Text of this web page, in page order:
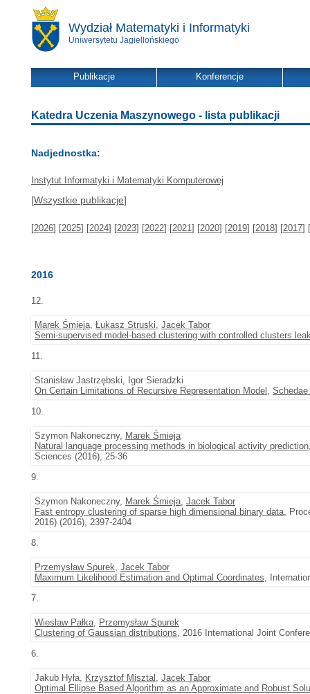
Wydział Matematyki i Informatyki
Uniwersytetu Jagiellońskiego
Publikacje Konferencje
Katedra Uczenia Maszynowego - lista publikacji
Nadjednostka:
Instytut Informatyki i Matematyki Komputerowej
[Wszystkie publikacje]
[2026] [2025] [2024] [2023] [2022] [2021] [2020] [2019] [2018] [2017] [
2016
12.
Marek Śmieja, Łukasz Struski, Jacek Tabor
Semi-supervised model-based clustering with controlled clusters
11.
Stanisław Jastrzębski, Igor Sieradzki
On Certain Limitations of Recursive Representation Model ,
10.
Szymon Nakoneczny, Marek Śmieja
Natural language processing methods in biological activity prediction
Sciences (2016), 25-36
9.
Szymon Nakoneczny, Marek Śmieja, Jacek Tabor
Fast entropy clustering of sparse high dimensional binary data,
2016) (2016), 2397-2404
8.
Przemysław Spurek, Jacek Tabor
Maximum Likelihood Estimation and Optimal Coordinates,
7.
Wiesław Pałka, Przemysław Spurek
Clustering of Gaussian distributions, 2016 International Joint
6.
Jakub Hyła, Krzysztof Misztal , Jacek Tabor
Optimal Ellipse Based Algorithm as an Approximate and Robust